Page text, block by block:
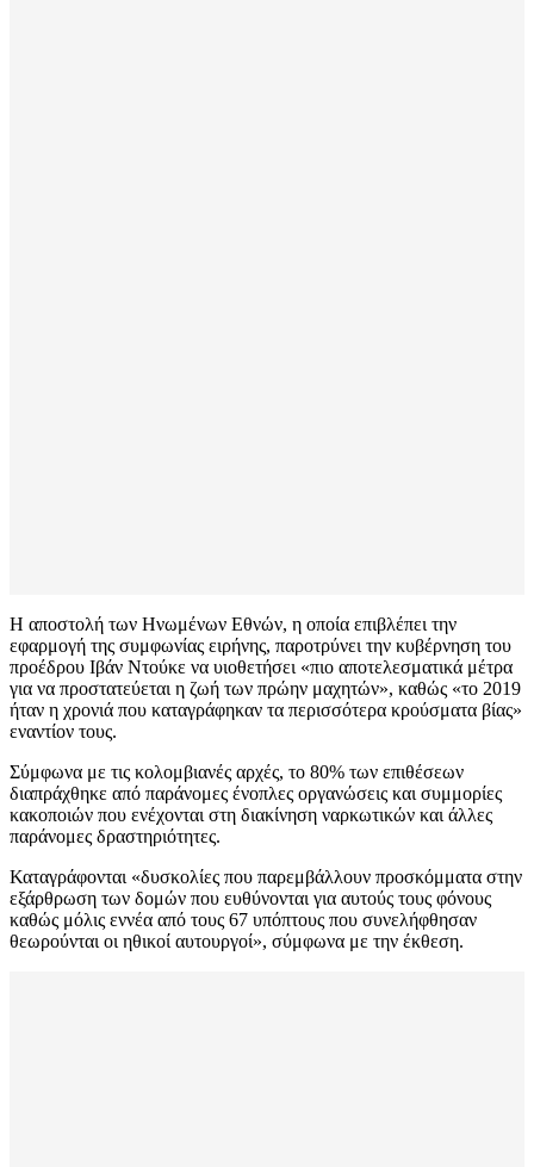
Η αποστολή των Ηνωμένων Εθνών, η οποία επιβλέπει την
εφαρμογή της συμφωνίας ειρήνης, παροτρύνει την κυβέρνηση του
προέδρου Ιβάν Ντούκε να υιοθετήσει «πιο αποτελεσματικά μέτρα
για να προστατεύεται η ζωή των πρώην μαχητών», καθώς «το 2019
ήταν η χρονιά που καταγράφηκαν τα περισσότερα κρούσματα βίας»
εναντίον τους.
Σύμφωνα με τις κολομβιανές αρχές, το 80% των επιθέσεων
διαπράχθηκε από παράνομες ένοπλες οργανώσεις και συμμορίες
κακοποιών που ενέχονται στη διακίνηση ναρκωτικών και άλλες
παράνομες δραστηριότητες.
Καταγράφονται «δυσκολίες που παρεμβάλλουν προσκόμματα στην
εξάρθρωση των δομών που ευθύνονται για αυτούς τους φόνους
καθώς μόλις εννέα από τους 67 υπόπτους που συνελήφθησαν
θεωρούνται οι ηθικοί αυτουργοί», σύμφωνα με την έκθεση.